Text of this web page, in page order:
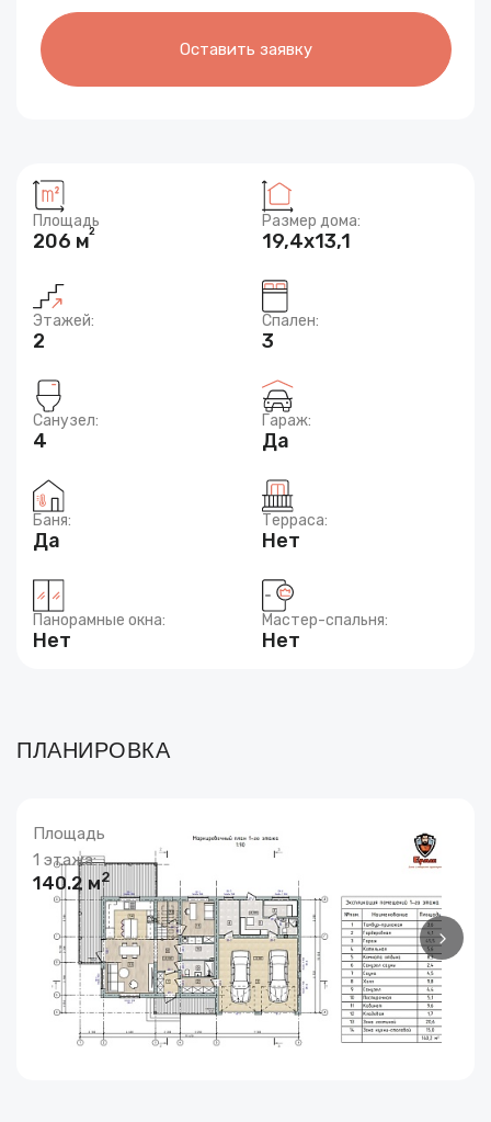
Оставить заявку
Площадь
206 м2
Размер дома:
19,4x13,1
Этажей:
2
Спален:
3
Санузел:
4
Гараж:
Да
Баня:
Да
Терраса:
Нет
Панорамные окна:
Нет
Мастер-спальня:
Нет
ПЛАНИРОВКА
Площадь
1 этажа:
140.2 м2